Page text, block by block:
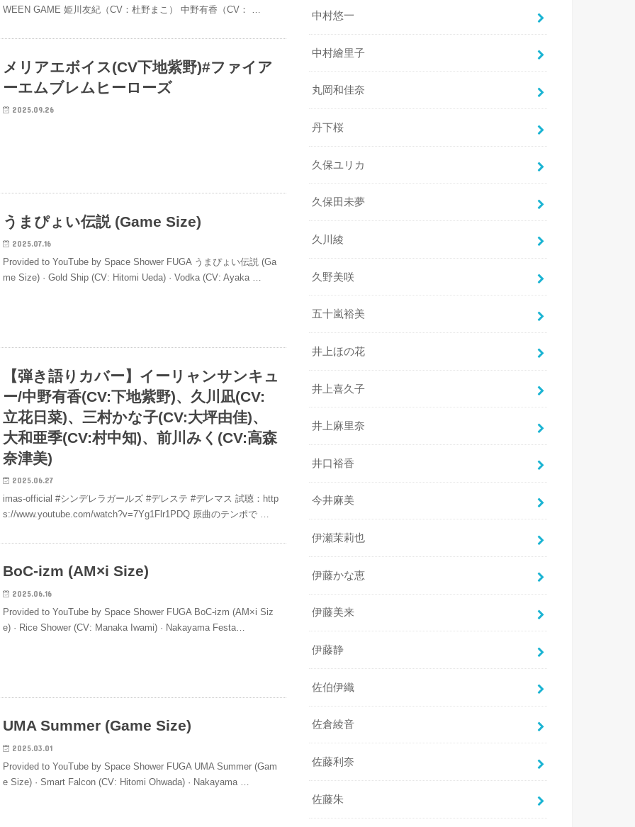
WEEN GAME 姫川友紀（CV：杜野まこ） 中野有香（CV： …
メリアエボイス(CV下地紫野)#ファイア
ーエムブレムヒーローズ
2025.09.26
うまぴょい伝説 (Game Size)
2025.07.16
Provided to YouTube by Space Shower FUGA うまぴょい伝説 (Ga
me Size) · Gold Ship (CV: Hitomi Ueda) · Vodka (CV: Ayaka …
【弾き語りカバー】イーリャンサンキュ
ー/中野有香(CV:下地紫野)、久川凪(CV:
立花日菜)、三村かな子(CV:大坪由佳)、
大和亜季(CV:村中知)、前川みく(CV:高森
奈津美)
2025.06.27
imas-official #シンデレラガールズ #デレステ #デレマス 試聴：http
s://www.youtube.com/watch?v=7Yg1Flr1PDQ 原曲のテンポで …
BoC-izm (AM×i Size)
2025.06.16
Provided to YouTube by Space Shower FUGA BoC-izm (AM×i Siz
e) · Rice Shower (CV: Manaka Iwami) · Nakayama Festa…
UMA Summer (Game Size)
2025.03.01
Provided to YouTube by Space Shower FUGA UMA Summer (Gam
e Size) · Smart Falcon (CV: Hitomi Ohwada) · Nakayama …
中村悠一
中村繪里子
丸岡和佳奈
丹下桜
久保ユリカ
久保田未夢
久川綾
久野美咲
五十嵐裕美
井上ほの花
井上喜久子
井上麻里奈
井口裕香
今井麻美
伊瀬茉莉也
伊藤かな恵
伊藤美来
伊藤静
佐伯伊織
佐倉綾音
佐藤利奈
佐藤朱